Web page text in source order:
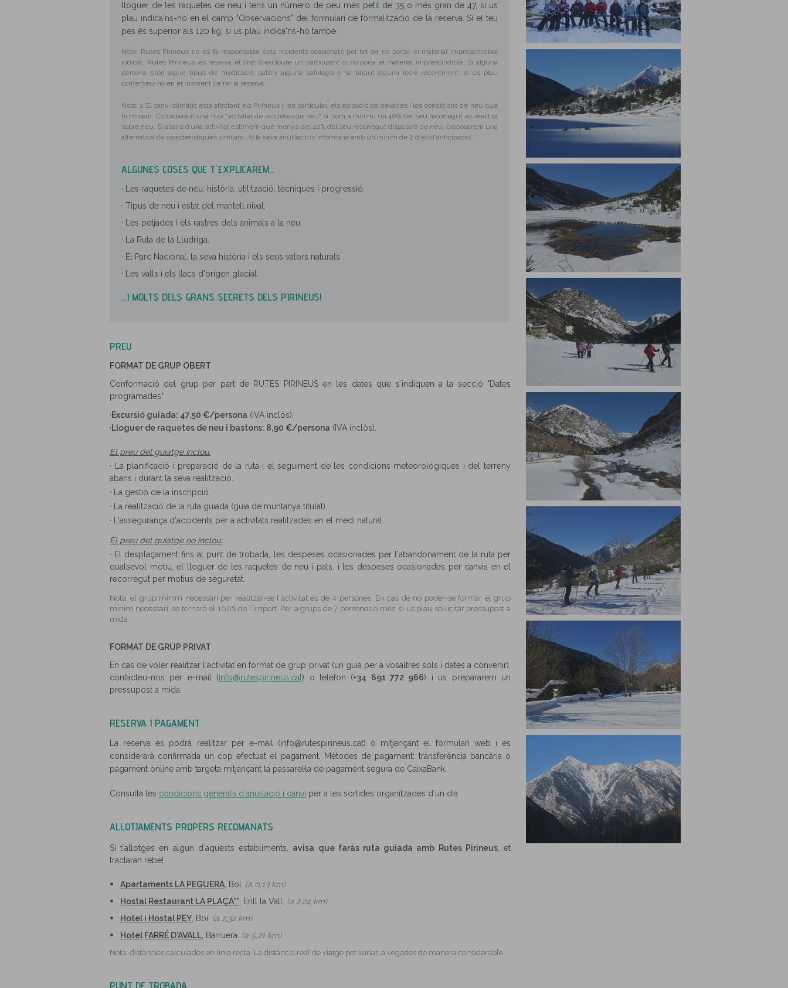
lloguer de les raquetes de neu i tens un número de peu més petit de 35 o més gran de 47, si us
plau indica'ns-ho en el camp "Observacions" del formulari de formalització de la reserva. Si el teu
pes és superior als 120 kg, si us plau indica'ns-ho també.
Nota: Rutes Pirineus no es fa responsable dels incidents ocasionats pel fet de no portar el material imprescindible
indicat. Rutes Pirineus es reserva el dret d´excloure un participant si no porta el material imprescindible. Si alguna
persona pren algun tipus de medicació, pateix alguna patologia o ha tingut alguna lesió recentment, si us plau
comenteu-ho en el moment de fer la reserva.
Nota: 2 El canvi climàtic està afectant els Pirineus i, en particular, els episodis de nevades i les condicions de neu que
hi trobem. Considerem una ruta “activitat de raquetes de neu" si, com a mínim, un 40% del seu recorregut es realitza
sobre neu. Si abans d’una activitat estimem que menys del 40% del seu recorregut disposarà de neu, proposarem una
alternativa de característiques similars i/o la seva anul·lació (s'informaria amb un mínim de 2 dies d'anticipació).
ALGUNES COSES QUE T´EXPLICAREM...
· Les raquetes de neu: història, utilització, tècniques i progressió.
· Tipus de neu i estat del mantell nival.
· Les petjades i els rastres dels animals a la neu.
· La Ruta de la Llúdriga.
· El Parc Nacional, la seva història i els seus valors naturals.
· Les valls i els llacs d'origen glacial.
...I MOLTS DELS GRANS SECRETS DELS PIRINEUS!
PREU
FORMAT DE GRUP OBERT
Conformació del grup per part de RUTES PIRINEUS en les dates que s´indiquen a la secció "Dates
programades".
·Excursió guiada: 47,50 €/persona (IVA inclòs).
·Lloguer de raquetes de neu i bastons: 8,90 €/persona (IVA inclòs).
El preu del guiatge inclou:
· La planificació i preparació de la ruta i el seguiment de les condicions meteorològiques i del terreny
abans i durant la seva realització.
· La gestió de la inscripció.
· La realització de la ruta guiada (guia de muntanya titulat).
· L'assegurança d'accidents per a activitats realitzades en el medi natural.
El preu del guiatge no inclou:
· El desplaçament fins al punt de trobada, les despeses ocasionades per l'abandonament de la ruta per
qualsevol motiu, el lloguer de les raquetes de neu i pals, i les despeses ocasionades per canvis en el
recorregut per motius de seguretat.
Nota: el grup mínim necessari per realitzar-se l´activitat és de 4 persones. En cas de no poder-se formar el grup
mínim necessari, es tornarà el 100% de l´import. Per a grups de 7 persones o més, si us plau sol·licitar pressupost a
mida.
FORMAT DE GRUP PRIVAT
En cas de voler realitzar l´activitat en format de grup privat (un guia per a vosaltres sols i dates a convenir),
contacteu-nos per e-mail (info@rutespirineus.cat) o telèfon (+34 691 772 966) i us prepararem un
pressupost a mida.
RESERVA I PAGAMENT
La reserva es podrà realitzar per e-mail (info@rutespirineus.cat) o mitjançant el formulari web i es
considerarà confirmada un cop efectuat el pagament. Mètodes de pagament: transferència bancària o
pagament online amb targeta mitjançant la passarel·la de pagament segura de CaixaBank.
Consulta les condicions generals d´anul·lació i canvi per a les sortides organitzades d´un dia.
ALLOTJAMENTS PROPERS RECOMANATS
Si t´allotges en algun d´aquests establiments, avisa que faràs ruta guiada amb Rutes Pirineus, et
tractaran rebé!
Apartaments LA PEGUERA , Boí. (a 0,13 km)
Hostal Restaurant LA PLAÇA** , Erill la Vall. (a 2,24 km)
Hotel i Hostal PEY , Boí. (a 2,32 km)
Hotel FARRÉ D'AVALL , Barruera. (a 5,21 km)
Nota: distàncies calculades en línia recta. La distància real de viatge pot variar, a vegades de manera considerable.
PUNT DE TROBADA